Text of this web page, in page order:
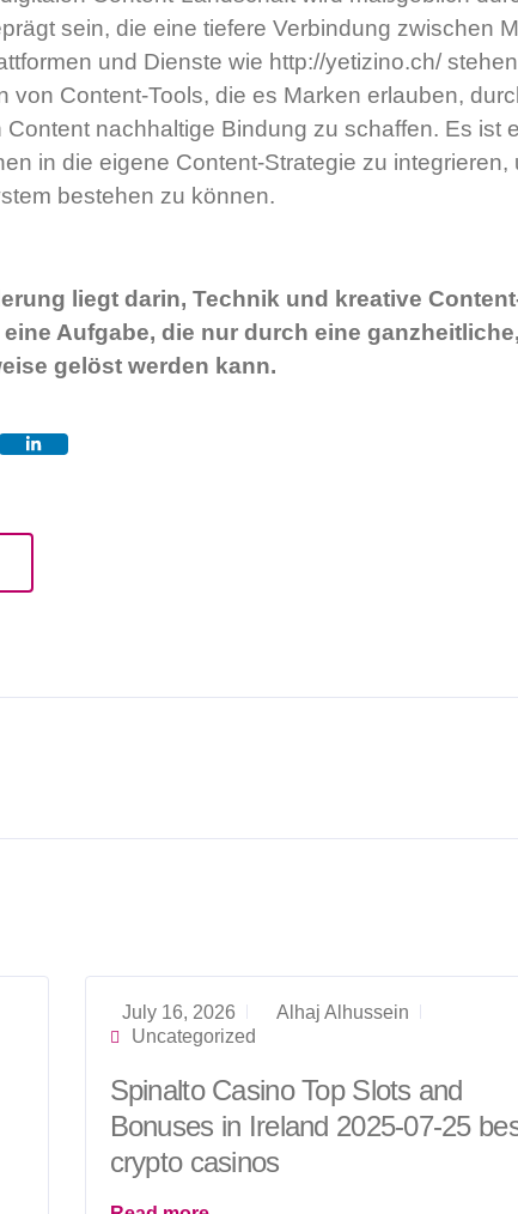
sein, die eine tiefere Verbindung zwischen
und Dienste wie http://yetizino.ch/
von Content-Tools, die es Marken erlauben,
nachhaltige Bindung zu schaffen. Es ist
in die eigene Content-Strategie zu
bestehen zu können.
liegt darin, Technik und kreative
Aufgabe, die nur durch eine
gelöst werden kann.
July 16, 2026
Alhaj Alhussein
Uncategorized
Spinalto Casino Top Slots and
Bonuses in Ireland 2025-07-25
crypto casinos